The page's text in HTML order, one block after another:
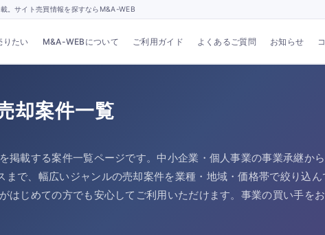
。サイト売買情報を探すならM&A-WEB
りたい M&A-WEBについて ご利用ガイド よくあるご質問 お知らせ
却案件一覧
掲載する案件一覧ページです。中小企業・個人事業の事業承継か
まで、幅広いジャンルの売却案件を業種・地域・価格帯で絞り込
じめての方でも安心してご利用いただけます。事業の買い手をお